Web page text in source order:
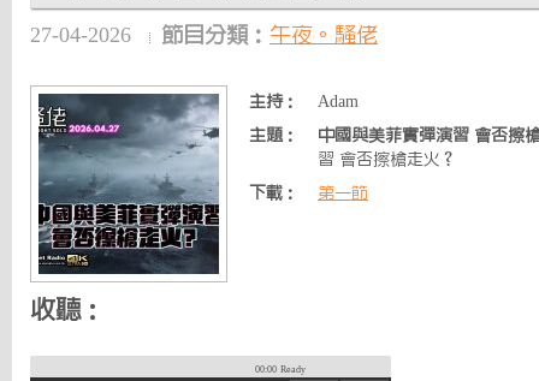
27-04-2026 節目分類： 午夜。騷佬
主持：
Adam
主題：
中國與美菲實彈演習 會否擦
習 會否擦槍走火？
下載：
第一節
收聽：
00:00 Ready